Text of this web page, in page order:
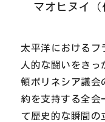
マオヒヌイ
太平洋におけるフ
人的な闘いをき
領ポリネシア議会
約を支持する全会
て歴史的な瞬間の